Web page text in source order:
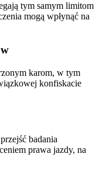
tym samym limitom
mogą wpłynąć na
karom, w tym
konfiskacie
badania
prawa jazdy, na